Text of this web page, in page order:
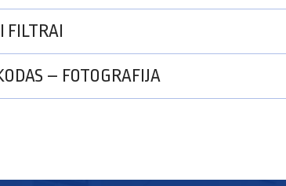
FILTRAI
– FOTOGRAFIJA